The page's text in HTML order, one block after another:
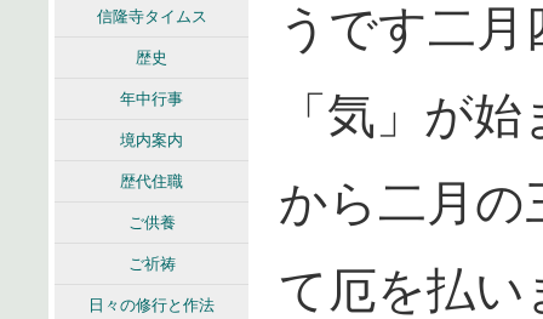
信隆寺タイムス
歴史
年中行事
境内案内
歴代住職
ご供養
ご祈祷
日々の修行と作法
うです二
「気」が
から二月の
て厄を払い